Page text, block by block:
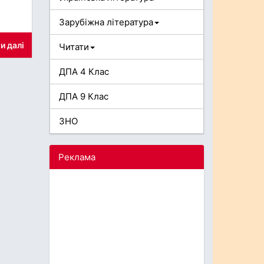
далі
Зарубіжна література
Читати
ДПА 4 Клас
ДПА 9 Клас
ЗНО
Реклама